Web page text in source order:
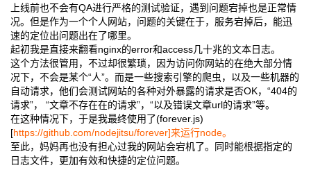
上线前也不会有QA进行严格的测试验证，遇到问题宕掉也是正常情
况。但是作为一个个人网站，问题的关键在于，服务宕掉后，能迅
速的定位出问题出在了哪里。
起初我是直接来翻看nginx的error和access几十兆的文本日志。
这个方法很管用，不过却很繁琐，因为访问你网站的在绝大部分情
况下，不会是某个“人”。而是一些搜索引擎的爬虫，以及一些机器的
自动请求，他们会测试网站的各种对外暴露的请求是否OK，“404的
请求”， “文章不存在在的请求”，“以及错误文章url的请求”等。
在这种情况下，于是我最终使用了(forever.js)
[https://github.com/nodejitsu/forever]来运行node。
至此，妈妈再也没有担心过我的网站会宕机了。同时能根据指定的
日志文件，更加有效和快捷的定位问题。